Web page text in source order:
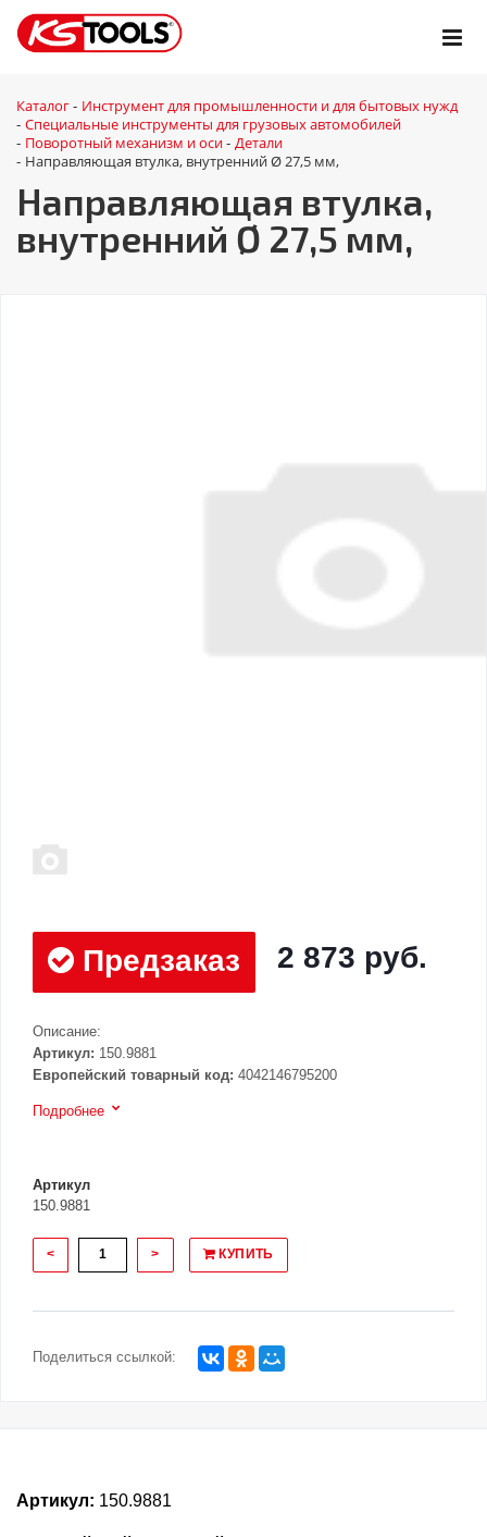
Каталог - Инструмент для промышленности и для бытовых нужд
- Специальные инструменты для грузовых автомобилей
- Поворотный механизм и оси - Детали
- Направляющая втулка, внутренний Ø 27,5 мм,
Направляющая втулка,
внутренний Ø 27,5 мм,
Предзаказ 2 873 руб.
Описание:
Артикул: 150.9881
Европейский товарный код: 4042146795200
Подробнее
Артикул
150.9881
< > КУПИТЬ
Поделиться ссылкой:
Артикул: 150.9881